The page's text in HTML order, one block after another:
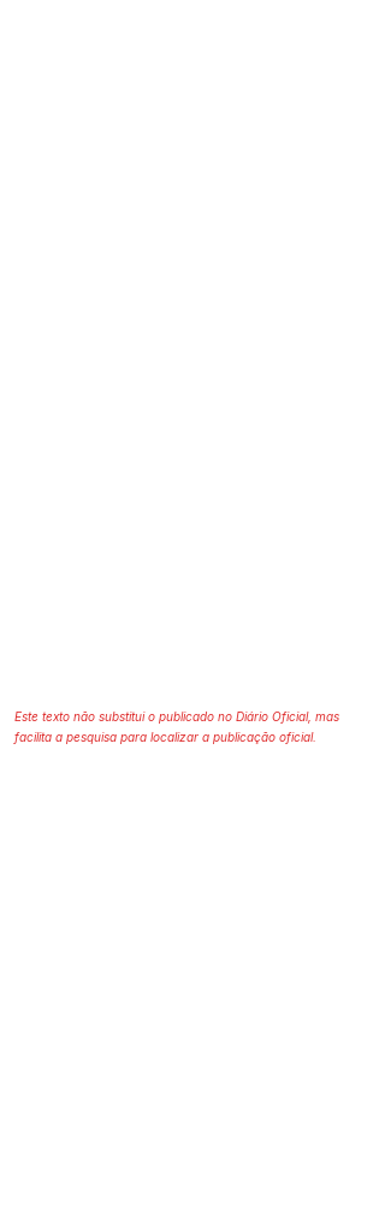
Este texto não substitui o publicado no Diário Oficial, mas
facilita a pesquisa para localizar a publicação oficial.